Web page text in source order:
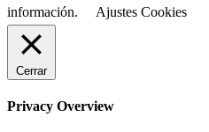
información.
Ajustes Cookies
Cerrar
Privacy Overview